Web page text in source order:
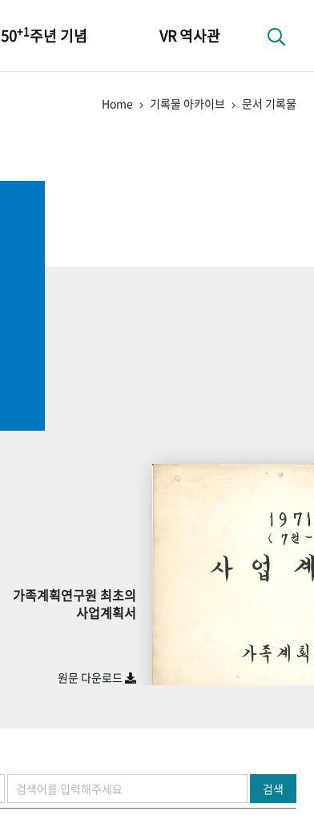
50+1주년 기념 VR 역사관
Home 기록물 아카이브 문서 기록물
가족계획연구원 최초의
사업계획서
원문 다운로드
검색